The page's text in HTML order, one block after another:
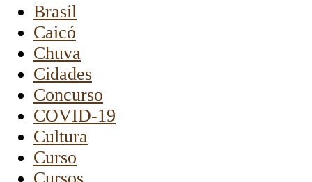
Brasil
Caicó
Chuva
Cidades
Concurso
COVID-19
Cultura
Curso